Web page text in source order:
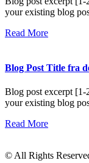
your existing blog
Read More
Blog Post Title fra
Blog post excerpt
your existing blog
Read More
© All Rights